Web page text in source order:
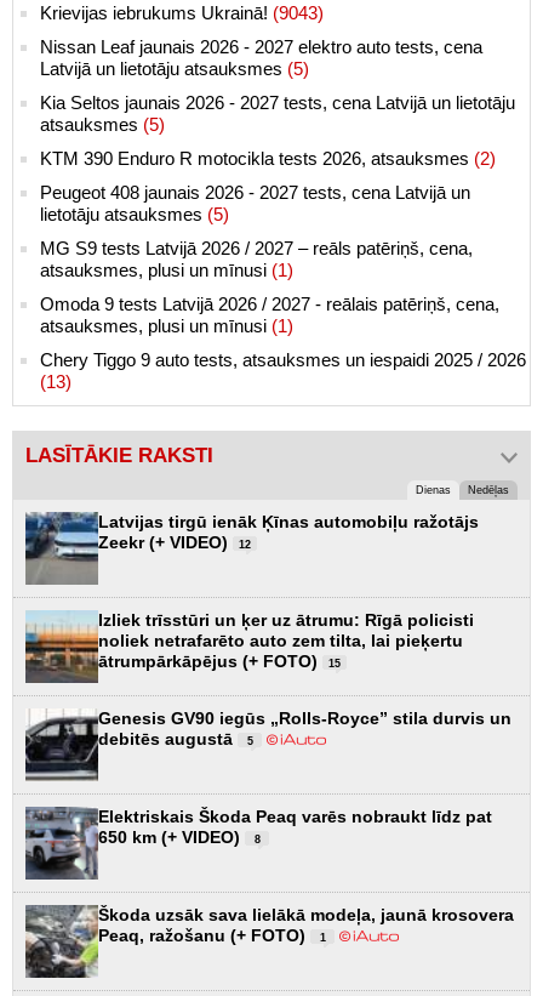
Krievijas iebrukums Ukrainā! (9043)
Nissan Leaf jaunais 2026 - 2027 elektro auto tests, cena
Latvijā un lietotāju atsauksmes (5)
Kia Seltos jaunais 2026 - 2027 tests, cena Latvijā un lietotāju
atsauksmes (5)
KTM 390 Enduro R motocikla tests 2026, atsauksmes (2)
Peugeot 408 jaunais 2026 - 2027 tests, cena Latvijā un
lietotāju atsauksmes (5)
MG S9 tests Latvijā 2026 / 2027 – reāls patēriņš, cena,
atsauksmes, plusi un mīnusi (1)
Omoda 9 tests Latvijā 2026 / 2027 - reālais patēriņš, cena,
atsauksmes, plusi un mīnusi (1)
Chery Tiggo 9 auto tests, atsauksmes un iespaidi 2025 / 2026
(13)
LASĪTĀKIE RAKSTI
Dienas Nedēļas
Latvijas tirgū ienāk Ķīnas automobiļu ražotājs
Zeekr (+ VIDEO)
12
Izliek trīsstūri un ķer uz ātrumu: Rīgā policisti
noliek netrafarēto auto zem tilta, lai pieķertu
ātrumpārkāpējus (+ FOTO)
15
Genesis GV90 iegūs „Rolls-Royce” stila durvis un
debitēs augustā
5
Elektriskais Škoda Peaq varēs nobraukt līdz pat
650 km (+ VIDEO)
8
Škoda uzsāk sava lielākā modeļa, jaunā krosovera
Peaq, ražošanu (+ FOTO)
1